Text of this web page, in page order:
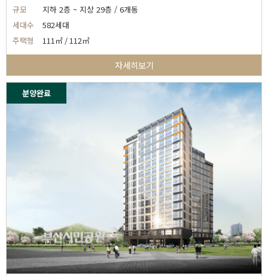
규모
지하 2층 ~ 지상 29층 / 6개동
세대수
582세대
주택형
111㎡ / 112㎡
자세히보기
분양완료